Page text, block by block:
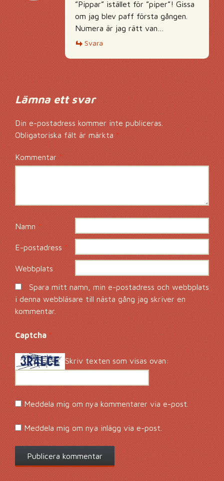
”Pippar” istället för ”piper”! Gissa
om jag blev paff första gången.
Numera är jag rätt van…
Svara
Lämna ett svar
Din e-postadress kommer inte publiceras.
Obligatoriska fält är märkta*
Kommentar*
Namn*
E-postadress*
Webbplats
Spara mitt namn, min e-postadress och webbplats
i denna webbläsare till nästa gång jag skriver en
kommentar.
Captcha *
Skriv texten som visas ovan:
Meddela mig om nya kommentarer via e-post.
Meddela mig om nya inlägg via e-post.